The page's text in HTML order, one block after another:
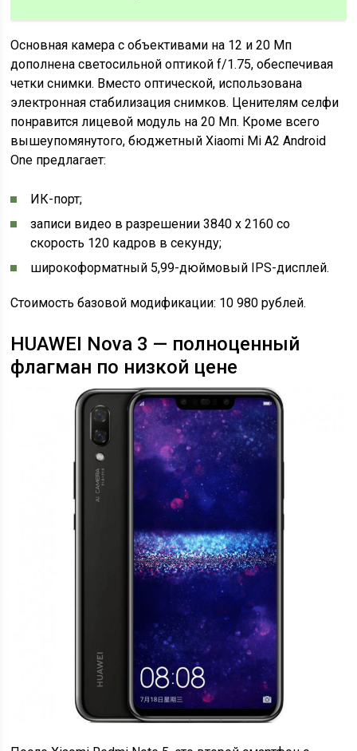
Основная камера с объективами на 12 и 20 Мп
дополнена светосильной оптикой f/1.75, обеспечивая
четки снимки. Вместо оптической, использована
электронная стабилизация снимков. Ценителям селфи
понравится лицевой модуль на 20 Мп. Кроме всего
вышеупомянутого, бюджетный Xiaomi Mi A2 Android
One предлагает:
ИК-порт;
записи видео в разрешении 3840 x 2160 со
скорость 120 кадров в секунду;
широкоформатный 5,99-дюймовый IPS-дисплей.
Стоимость базовой модификации: 10 980 рублей.
HUAWEI Nova 3 — полноценный
флагман по низкой цене